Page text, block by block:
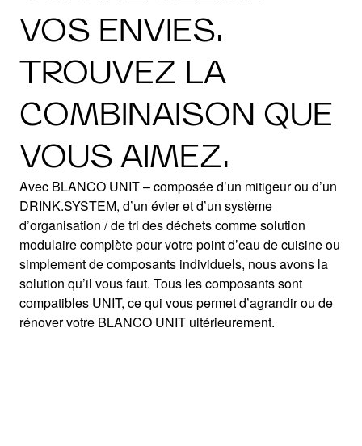
VOS ENVIES.
TROUVEZ LA
COMBINAISON QUE
VOUS AIMEZ.
Avec BLANCO UNIT – composée d’un mitigeur ou d’un
DRINK.SYSTEM, d’un évier et d’un système
d’organisation / de tri des déchets comme solution
modulaire complète pour votre point d’eau de cuisine ou
simplement de composants individuels, nous avons la
solution qu’il vous faut. Tous les composants sont
compatibles UNIT, ce qui vous permet d’agrandir ou de
rénover votre BLANCO UNIT ultérieurement.